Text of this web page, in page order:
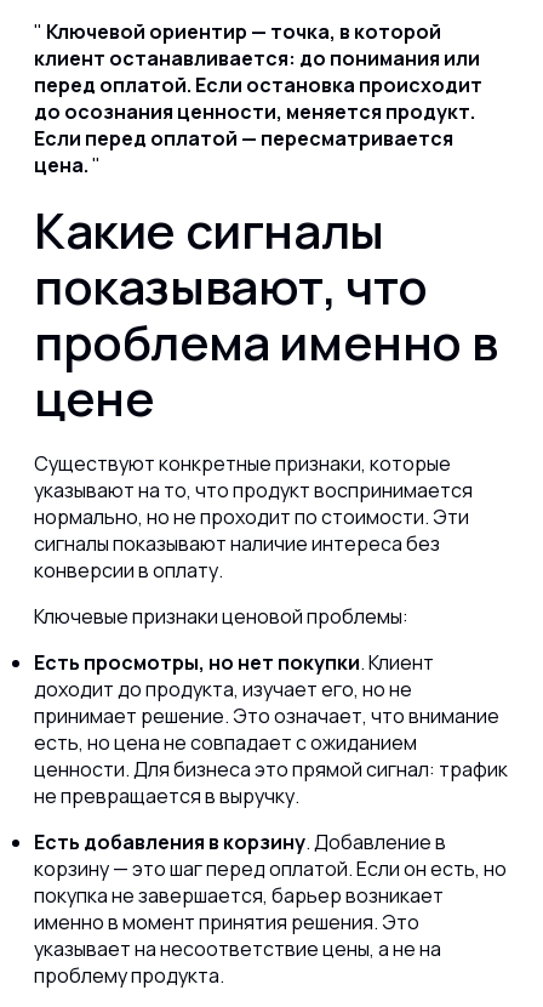
Ключевой ориентир — точка, в которой
клиент останавливается: до понимания или
перед оплатой. Если остановка происходит
до осознания ценности, меняется продукт.
Если перед оплатой — пересматривается
цена.
Какие сигналы
показывают, что
проблема именно в
цене
Существуют конкретные признаки, которые
указывают на то, что продукт воспринимается
нормально, но не проходит по стоимости. Эти
сигналы показывают наличие интереса без
конверсии в оплату.
Ключевые признаки ценовой проблемы:
Есть просмотры, но нет покупки. Клиент
доходит до продукта, изучает его, но не
принимает решение. Это означает, что внимание
есть, но цена не совпадает с ожиданием
ценности. Для бизнеса это прямой сигнал: трафик
не превращается в выручку.
Есть добавления в корзину. Добавление в
корзину — это шаг перед оплатой. Если он есть, но
покупка не завершается, барьер возникает
именно в момент принятия решения. Это
указывает на несоответствие цены, а не на
проблему продукта.